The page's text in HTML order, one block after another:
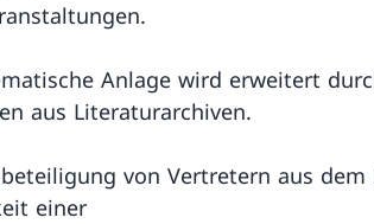
Anlage wird erweitert
aus Literaturarchiven.
von Vertretern aus
einer